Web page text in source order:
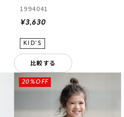
1994041
¥3,630
比較する
20%OFF